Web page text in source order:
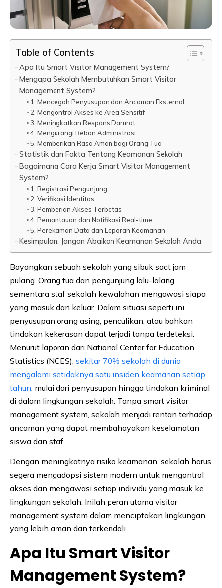
Table of Contents
Apa Itu Smart Visitor Management System?
Mengapa Sekolah Membutuhkan Smart Visitor
Management System?
1. Mencegah Penyusupan dan Ancaman Eksternal
2. Mengontrol Akses ke Area Sensitif
3. Meningkatkan Respons Darurat
4. Mengurangi Beban Administrasi
5. Memberikan Rasa Aman bagi Orang Tua
Statistik dan Fakta Tentang Keamanan Sekolah
Bagaimana Cara Kerja Smart Visitor Management
System?
1. Registrasi Pengunjung
2. Verifikasi Identitas
3. Pemberian Akses Terbatas
4. Pemantauan dan Notifikasi Real-time
5. Perekaman Data dan Laporan Keamanan
Kesimpulan: Jangan Abaikan Keamanan Sekolah Anda
Bayangkan sebuah sekolah yang sibuk saat jam
pulang. Orang tua dan pengunjung lalu-lalang,
sementara staf sekolah kewalahan mengawasi siapa
yang masuk dan keluar. Dalam situasi seperti ini,
penyusupan orang asing, penculikan, atau bahkan
tindakan kekerasan dapat terjadi tanpa terdeteksi.
Menurut laporan dari National Center for Education
Statistics (NCES), sekitar 70% sekolah di dunia
mengalami setidaknya satu insiden keamanan setiap
tahun , mulai dari penyusupan hingga tindakan kriminal
di dalam lingkungan sekolah. Tanpa smart visitor
management system, sekolah menjadi rentan terhadap
ancaman yang dapat membahayakan keselamatan
siswa dan staf.
Dengan meningkatnya risiko keamanan, sekolah harus
segera mengadopsi sistem modern untuk mengontrol
akses dan mengawasi setiap individu yang masuk ke
lingkungan sekolah. Inilah peran utama visitor
management system dalam menciptakan lingkungan
yang lebih aman dan terkendali.
Apa Itu Smart Visitor
Management System?